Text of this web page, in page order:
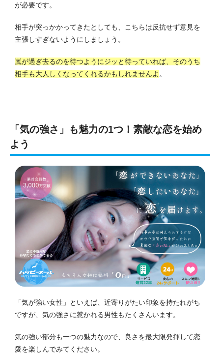
が必要です。
相手が突っかかってきたとしても、こちらは反抗せず意見を
主張しすぎないようにしましょう。
嵐が過ぎ去るのを待つようにジッと待っていれば、そのうち
相手も大人しくなってくれるかもしれませんよ 。
「気の強さ」も魅力の1つ！素敵な恋を始め
よう
「気が強い女性」といえば、近寄りがたい印象を持たれがち
ですが、気の強さに惹かれる男性もたくさんいます。
気の強い部分も一つの魅力なので、良さを最大限発揮して恋
愛を楽しんでみてください。